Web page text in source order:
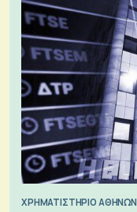
XΡΗΜΑΤΙΣΤΗΡΙΟ ΑΘΗΝΩΝ